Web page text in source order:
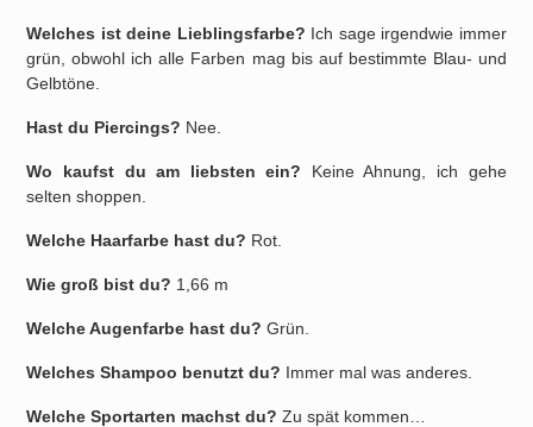
Welches ist deine Lieblingsfarbe? Ich sage irgendwie immer
grün, obwohl ich alle Farben mag bis auf bestimmte Blau- und
Gelbtöne.
Hast du Piercings? Nee.
Wo kaufst du am liebsten ein? Keine Ahnung, ich gehe
selten shoppen.
Welche Haarfarbe hast du? Rot.
Wie groß bist du? 1,66 m
Welche Augenfarbe hast du? Grün.
Welches Shampoo benutzt du? Immer mal was anderes.
Welche Sportarten machst du? Zu spät kommen…